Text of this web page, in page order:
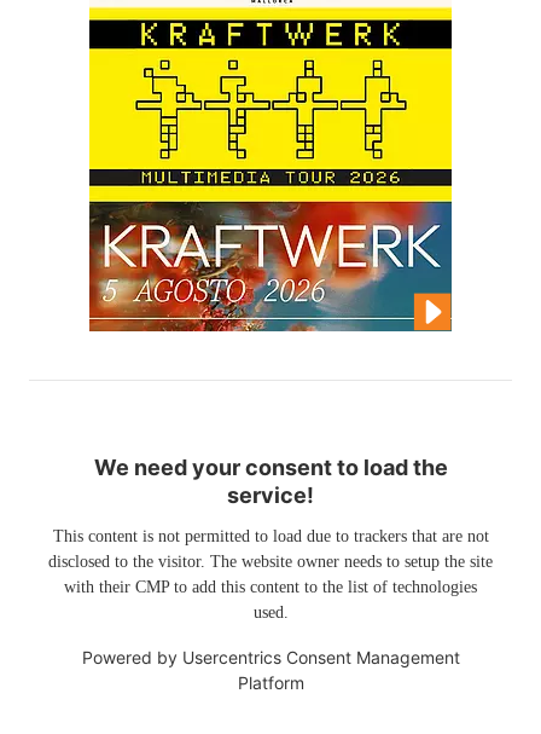
We need your consent to load the
service!
This content is not permitted to load due to trackers that are not
disclosed to the visitor. The website owner needs to setup the site
with their CMP to add this content to the list of technologies
used.
Powered by Usercentrics Consent Management
Platform